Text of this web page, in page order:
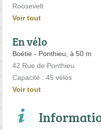
Roosevelt
Voir tout
En vélo
Boétie - Ponthieu, à 50 m
42 Rue de Ponthieu
Capacité : 45 vélos
Voir tout